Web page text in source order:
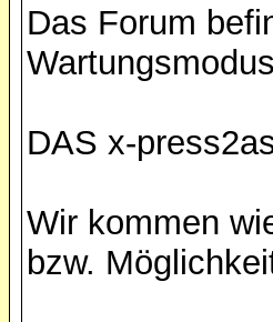
Das Forum
DAS x-
Wir kommen
bzw.